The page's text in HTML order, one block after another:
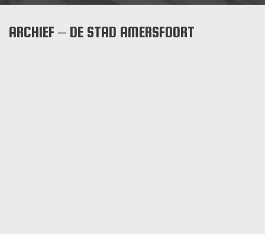
ARCHIEF – DE STAD AMERSFOORT